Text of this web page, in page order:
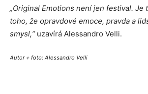
„Original Emotions není jen festival. Je
toho, že opravdové emoce, pravda a
smysl,“uzavírá Alessandro Velli.
Autor + foto: Alessandro Velli